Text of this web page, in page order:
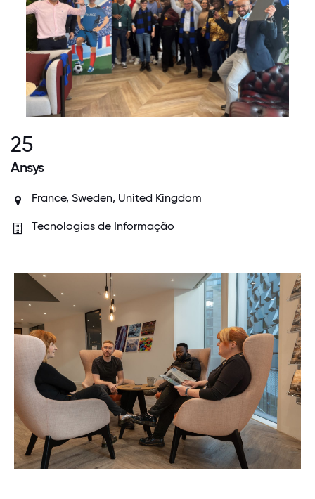
25
Ansys
France, Sweden, United Kingdom
Tecnologias de Informação